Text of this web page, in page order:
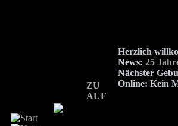
ZU
AUF
Herzlich
News: 25
Nächster
Online: Kein